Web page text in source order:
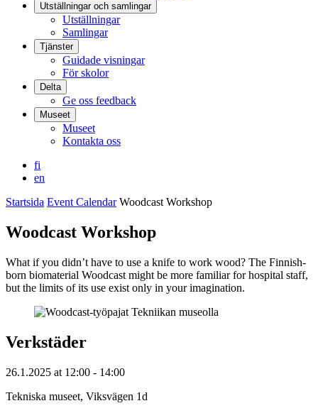
Utställningar och samlingar
Utställningar
Samlingar
Tjänster
Guidade visningar
För skolor
Delta
Ge oss feedback
Museet
Museet
Kontakta oss
fi
en
Startsida Event Calendar Woodcast Workshop
Woodcast Workshop
What if you didn’t have to use a knife to work wood? The Finnish-
born biomaterial Woodcast might be more familiar for hospital staff,
but the limits of its use exist only in your imagination.
Verkstäder
26.1.2025 at 12:00 - 14:00
Tekniska museet, Viksvägen 1d